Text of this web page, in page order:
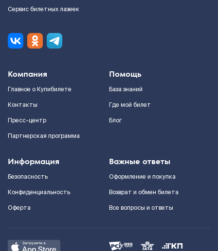
Сервис билетных лазеек
Компания
Главное о Купибилете
Контакты
Пресс-центр
Партнерская программа
Помощь
База знаний
Где мой билет
Блог
Информация
Безопасность
Конфиденциальность
Оферта
Важные ответы
Оформление и покупка
Возврат и обмен билета
Все вопросы и ответы